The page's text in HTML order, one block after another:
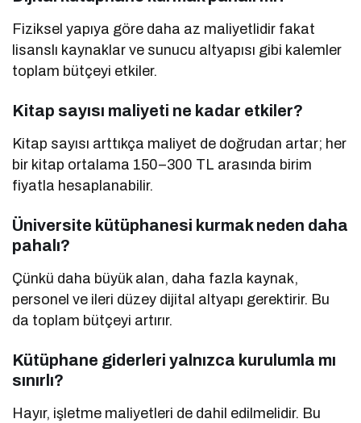
Fiziksel yapıya göre daha az maliyetlidir fakat
lisanslı kaynaklar ve sunucu altyapısı gibi kalemler
toplam bütçeyi etkiler.
Kitap sayısı maliyeti ne kadar etkiler?
Kitap sayısı arttıkça maliyet de doğrudan artar; her
bir kitap ortalama 150–300 TL arasında birim
fiyatla hesaplanabilir.
Üniversite kütüphanesi kurmak neden daha
pahalı?
Çünkü daha büyük alan, daha fazla kaynak,
personel ve ileri düzey dijital altyapı gerektirir. Bu
da toplam bütçeyi artırır.
Kütüphane giderleri yalnızca kurulumla mı
sınırlı?
Hayır, işletme maliyetleri de dahil edilmelidir. Bu